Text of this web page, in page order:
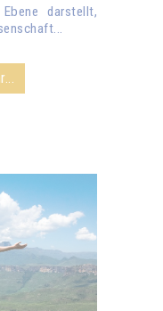
darstellt,